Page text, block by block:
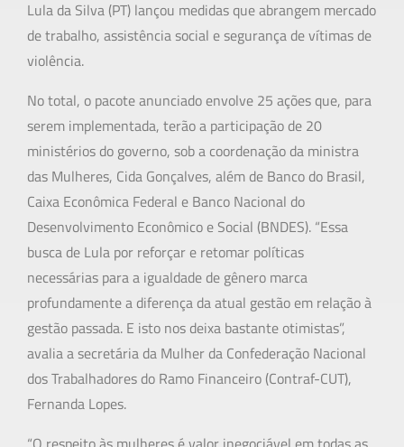
Lula da Silva (PT) lançou medidas que abrangem mercado
de trabalho, assistência social e segurança de vítimas de
violência.
No total, o pacote anunciado envolve 25 ações que, para
serem implementada, terão a participação de 20
ministérios do governo, sob a coordenação da ministra
das Mulheres, Cida Gonçalves, além de Banco do Brasil,
Caixa Econômica Federal e Banco Nacional do
Desenvolvimento Econômico e Social (BNDES). “Essa
busca de Lula por reforçar e retomar políticas
necessárias para a igualdade de gênero marca
profundamente a diferença da atual gestão em relação à
gestão passada. E isto nos deixa bastante otimistas”,
avalia a secretária da Mulher da Confederação Nacional
dos Trabalhadores do Ramo Financeiro (Contraf-CUT),
Fernanda Lopes.